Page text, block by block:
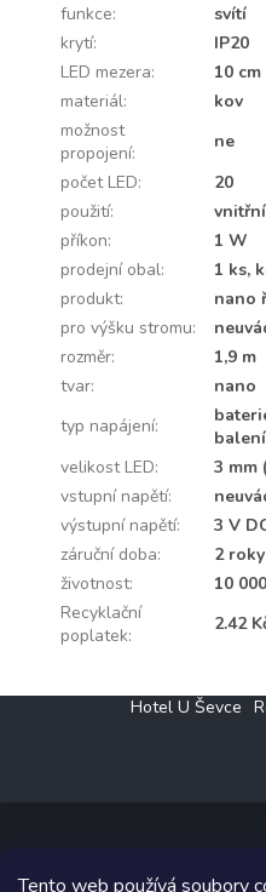
Tento web používá soubory
funkce:
svítí
krytí:
IP20
LED mezera:
10 cm
materiál:
kov
možnost
propojení:
ne
počet LED:
20
použití:
vnitřní
příkon:
1 W
prodejní obal:
1 ks,
produkt:
nano
pro výšku stromu:
rozměr:
1,9 m
tvar:
nano
typ napájení:
velikost LED:
3 mm
vstupní napětí:
výstupní napětí:
3 V
záruční doba:
2 roky
životnost:
10
Recyklační
poplatek:
2.42
Hotel U Ševce